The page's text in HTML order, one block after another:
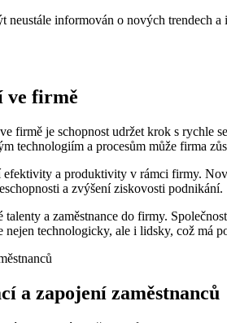
neustále informován o nových trendech
ve firmě
firmě je schopnost udržet krok s rychle
technologiím a procesům může firma
a produktivity v rámci firmy.
a zvýšení ziskovosti podnikání.
a zaměstnance do firmy.
technologicky, ale i lidsky, což má
a zapojení zaměstnanců